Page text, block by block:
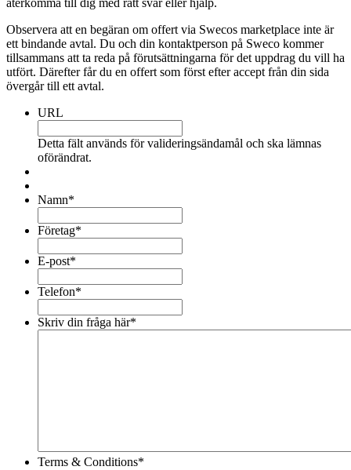
återkomma till dig med rätt svar eller hjälp.
Observera att en begäran om offert via Swecos marketplace inte är
ett bindande avtal. Du och din kontaktperson på Sweco kommer
tillsammans att ta reda på förutsättningarna för det uppdrag du vill ha
utfört. Därefter får du en offert som först efter accept från din sida
övergår till ett avtal.
URL
Detta fält används för valideringsändamål och ska lämnas
oförändrat.
Namn*
Företag*
E-post*
Telefon*
Skriv din fråga här*
Terms & Conditions*